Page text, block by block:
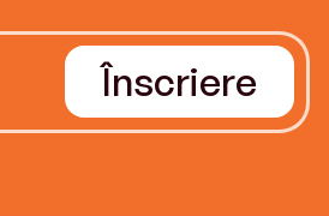
Înscriere